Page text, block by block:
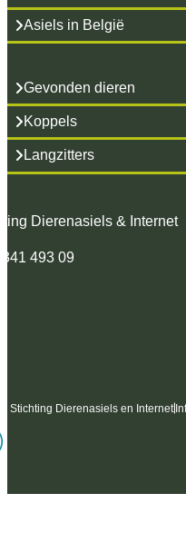
Asiels in België
Gevonden dieren
Koppels
Langzitters
Dierenasiels & Internet
493 09
Stichting Dierenasiels en Internet